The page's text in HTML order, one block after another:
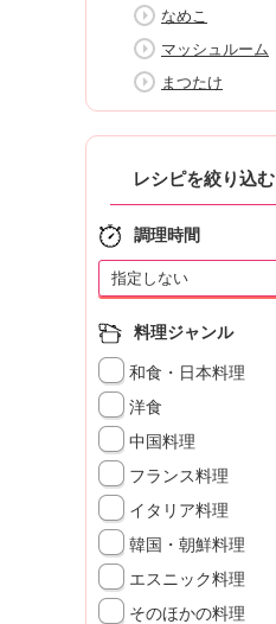
なめこ
マッシュルーム
まつたけ
レシピを絞り込む
調理時間
料理ジャンル
和食・日本料理
洋食
中国料理
フランス料理
イタリア料理
韓国・朝鮮料理
エスニック料理
そのほかの料理